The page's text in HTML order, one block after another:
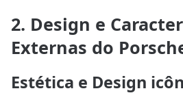
2. Design e
Externas do
Estética e Design